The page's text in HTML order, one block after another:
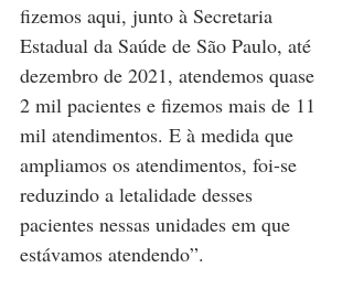
fizemos aqui, junto à Secretaria
Estadual da Saúde de São Paulo, até
dezembro de 2021, atendemos quase
2 mil pacientes e fizemos mais de 11
mil atendimentos. E à medida que
ampliamos os atendimentos, foi-se
reduzindo a letalidade desses
pacientes nessas unidades em que
estávamos atendendo”.